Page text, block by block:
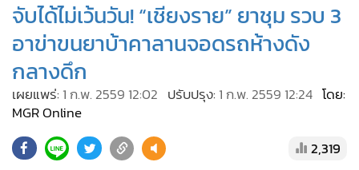
• ภาคใต้
ภูมิภาค
Online Section
• บันเทิง
• ผู้จัดการรายวัน
• ละคร
จับได้ไม่เว้นวัน! “เชียงราย” ยาชุม รวบ 3
อาข่าขนยาบ้าคาลานจอดรถห้างดัง
กลางดึก
เผยแพร่: 1 ก.พ. 2559 12:02 ปรับปรุง: 1 ก.พ. 2559 12:24 โดย:
MGR Online
2,319